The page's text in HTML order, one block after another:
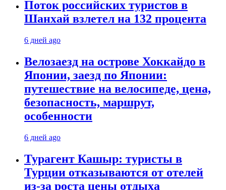
Поток российских туристов в
Шанхай взлетел на 132 процента
6 дней ago
Велозаезд на острове Хоккайдо в
Японии, заезд по Японии:
путешествие на велосипеде, цена,
безопасность, маршрут,
особенности
6 дней ago
Турагент Кашыр: туристы в
Турции отказываются от отелей
из-за роста цены отдыха